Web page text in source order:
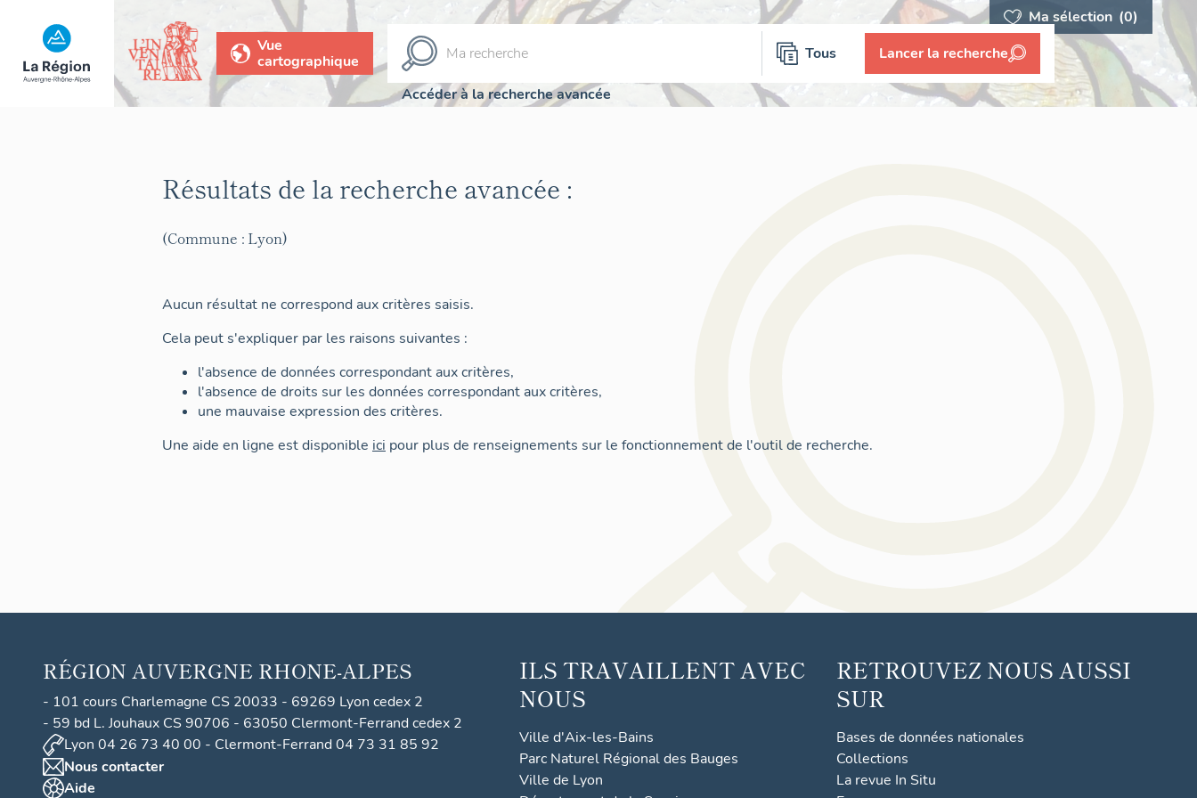
Ma sélection (0)
Vue
cartographique
Tous Lancer la recherche
Accéder à la recherche avancée
Résultats de la recherche avancée :
(Commune : Lyon)
Aucun résultat ne correspond aux critères saisis.
Cela peut s'expliquer par les raisons suivantes :
l'absence de données correspondant aux critères,
l'absence de droits sur les données correspondant aux critères,
une mauvaise expression des critères.
Une aide en ligne est disponible ici pour plus de renseignements sur le fonctionnement de l'outil de recherche.
RÉGION AUVERGNE RHONE-ALPES
- 101 cours Charlemagne CS 20033 - 69269 Lyon cedex 2
- 59 bd L. Jouhaux CS 90706 - 63050 Clermont-Ferrand cedex 2
Lyon 04 26 73 40 00 - Clermont-Ferrand 04 73 31 85 92
Nous contacter
Aide
ILS TRAVAILLENT AVEC
NOUS
Ville d'Aix-les-Bains
Parc Naturel Régional des Bauges
Ville de Lyon
RETROUVEZ NOUS AUSSI
SUR
Bases de données nationales
Collections
La revue In Situ